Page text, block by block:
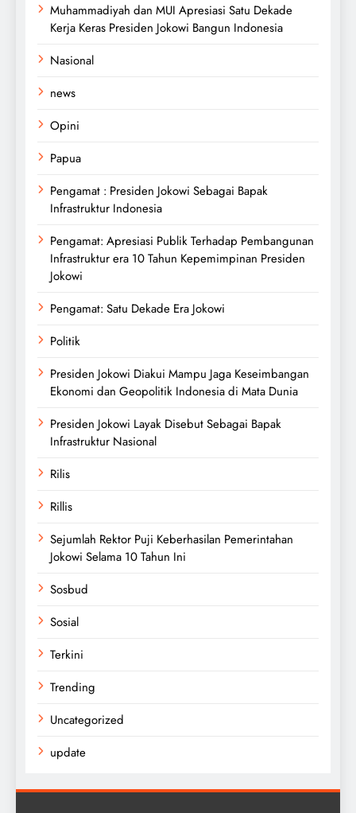
Muhammadiyah dan MUI Apresiasi Satu Dekade
Kerja Keras Presiden Jokowi Bangun Indonesia
Nasional
news
Opini
Papua
Pengamat : Presiden Jokowi Sebagai Bapak
Infrastruktur Indonesia
Pengamat: Apresiasi Publik Terhadap Pembangunan
Infrastruktur era 10 Tahun Kepemimpinan Presiden
Jokowi
Pengamat: Satu Dekade Era Jokowi
Politik
Presiden Jokowi Diakui Mampu Jaga Keseimbangan
Ekonomi dan Geopolitik Indonesia di Mata Dunia
Presiden Jokowi Layak Disebut Sebagai Bapak
Infrastruktur Nasional
Rilis
Rillis
Sejumlah Rektor Puji Keberhasilan Pemerintahan
Jokowi Selama 10 Tahun Ini
Sosbud
Sosial
Terkini
Trending
Uncategorized
update